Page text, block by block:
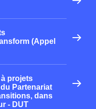
(Appel
à projets
Partenariat
dans
- DUT